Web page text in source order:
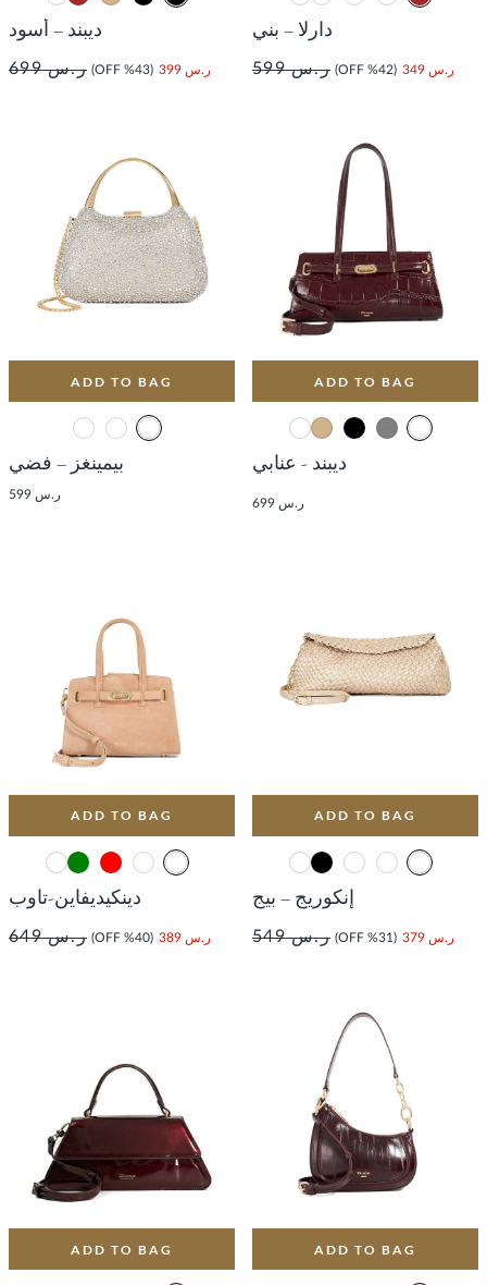
دارلا – بني
ر.س 349 (42% OFF) ر.س 599
ديبند – أسود
ر.س 399 (43% OFF) ر.س 699
ADD TO BAG
ديبند - عنابي
ر.س 699
ADD TO BAG
بيمينغز – فضي
ر.س 599
ADD TO BAG
إنكوريج – بيج
ر.س 379 (31% OFF) ر.س 549
ADD TO BAG
دينكيديفاين-تاوب
ر.س 389 (40% OFF) ر.س 649
ADD TO BAG
ADD TO BAG